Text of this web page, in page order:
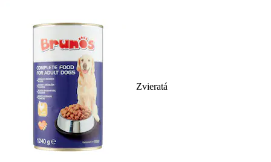
Zvieratá